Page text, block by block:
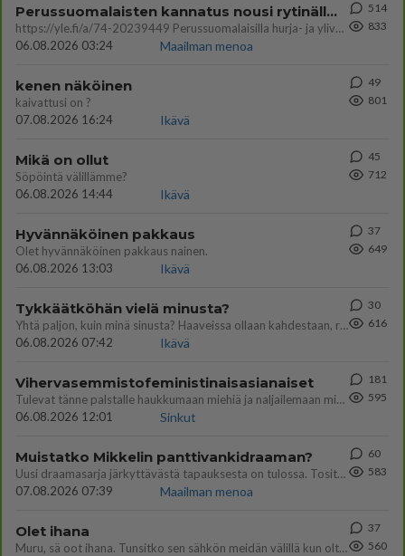
Perussuomalaisten kannatus nousi rytinällä Ylen tänään julkaisemassa tuoreimmassa gallup-kyselyssä.
https://yle.fi/a/74-20239449 Perussuomalaisilla hurja- ja ylivoimaisesti suurin nousu tässä uudessa Ylen gallupissa. Kyl
06.08.2026 03:24
Maailman menoa
514
833
kenen näköinen
kaivattusi on ?
07.08.2026 16:24
Ikävä
49
801
Mikä on ollut
Söpöintä välillämme?
06.08.2026 14:44
Ikävä
45
712
Hyvännäköinen pakkaus
Olet hyvännäköinen pakkaus nainen.
06.08.2026 13:03
Ikävä
37
649
Tykkäätköhän vielä minusta?
Yhtä paljon, kuin minä sinusta? Haaveissa ollaan kahdestaan, rauhassa ja lähennytään fyysisesti ja tutustutaan syvemmin
06.08.2026 07:42
Ikävä
30
616
Vihervasemmistofeministinaisasianaiset
Tulevat tänne palstalle haukkumaan miehiä ja naljailemaan miehelle, kehuvat olevansa heitä parempia. Itse asuvat MIEHE
06.08.2026 12:01
Sinkut
181
595
Muistatko Mikkelin panttivankidraaman?
Uusi draamasarja järkyttävästä tapauksesta on tulossa. Tositapahtumiin perustuva sarja ammentaa vuoden 1986 Mikkelin pan
07.08.2026 07:39
Maailman menoa
60
583
Olet ihana
Muru, sä oot ihana. Tunsitko sen sähkön meidän välillä kun oltiin ihan låhekkäin? 👩‍❤️‍👩❤️😼😘
37
560